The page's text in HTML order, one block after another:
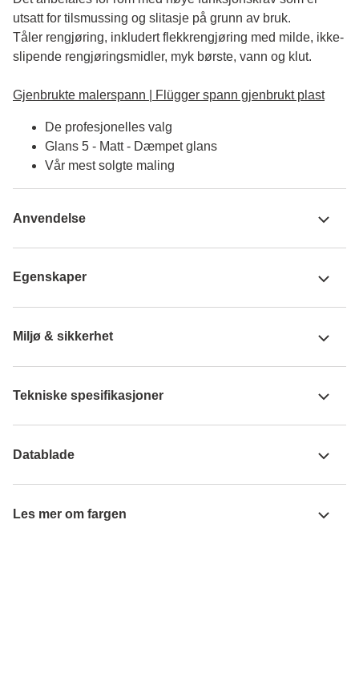
utsatt for tilsmussing og slitasje på grunn av bruk.
Tåler rengjøring, inkludert flekkrengjøring med milde, ikke-
slipende rengjøringsmidler, myk børste, vann og klut.
Gjenbrukte malerspann | Flügger spann gjenbrukt plast
De profesjonelles valg
Glans 5 - Matt - Dæmpet glans
Vår mest solgte maling
Anvendelse
Egenskaper
Miljø & sikkerhet
Tekniske spesifikasjoner
Datablade
Les mer om fargen